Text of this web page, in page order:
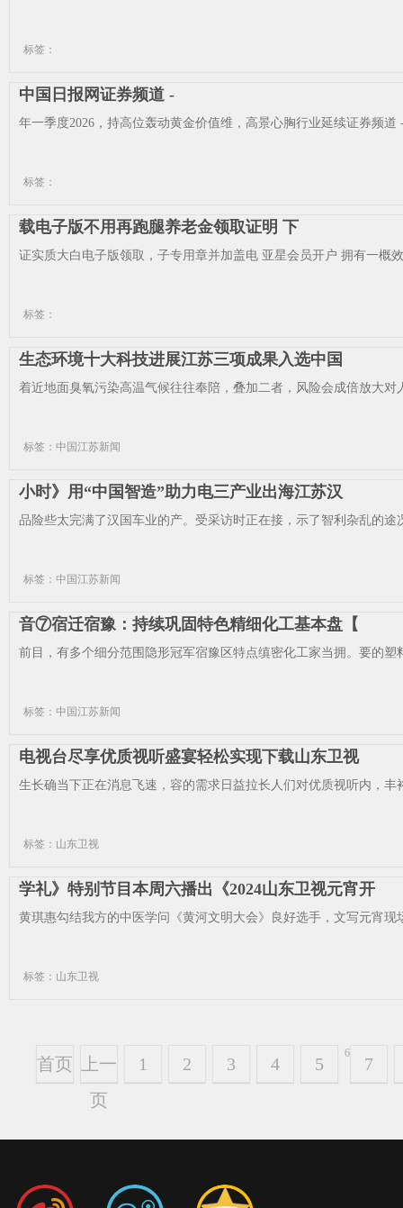
标签：
中国日报网证券频道 -
年一季度2026，持高位轰动黄金价值维，高景心胸行业延续证券频
标签：
载电子版不用再跑腿养老金领取证明 下
证实质大白电子版领取，子专用章并加盖电 亚星会员开户 拥有一概
标签：
生态环境十大科技进展江苏三项成果入选中国
着近地面臭氧污染高温气候往往奉陪，叠加二者，风险会成倍放大
标签：中国江苏新闻
小时》用“中国智造”助力电三产业出海江苏汉
品险些太完满了汉国车业的产。受采访时正在接，示了智利杂乱的
标签：中国江苏新闻
音⑦宿迁宿豫：持续巩固特色精细化工基本盘【
前目，有多个细分范围隐形冠军宿豫区特点缜密化工家当拥。要的
标签：中国江苏新闻
电视台尽享优质视听盛宴轻松实现下载山东卫视
生长确当下正在消息飞速，容的需求日益拉长人们对优质视听内，
标签：山东卫视
学礼》特别节目本周六播出《2024山东卫视元宵开
黄琪惠勾结我方的中医学问《黄河文明大会》良好选手，文写元宵
标签：山东卫视
首页
上一
页
1 2 3 4 5
6
7